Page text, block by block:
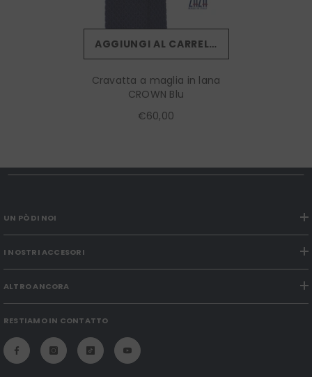
AGGIUNGI AL CARRELLO
Cravatta a maglia in lana
CROWN Blu
€60,00
UN PÒ DI NOI
I NOSTRI ACCESORI
ALTRO ANCORA
RESTIAMO IN CONTATTO